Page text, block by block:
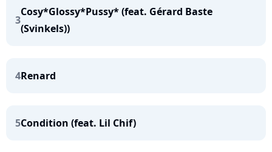
3
Cosy*Glossy*Pussy* (feat. Gérard Baste
(Svinkels))
4Renard
5Condition (feat. Lil Chif)